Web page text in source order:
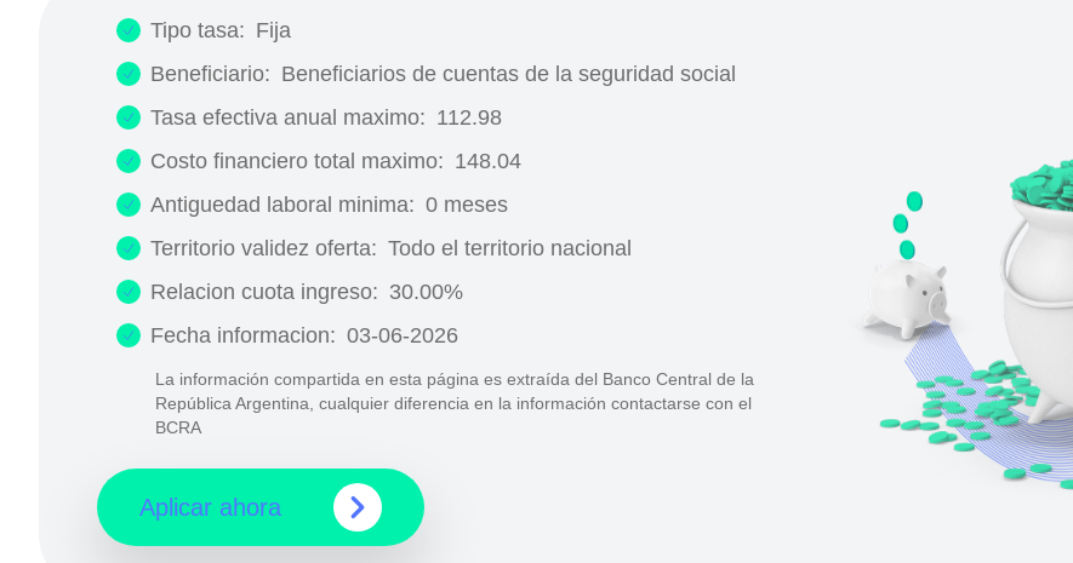
Tipo tasa: Fija
Beneficiario: Beneficiarios de cuentas de la seguridad social
Tasa efectiva anual maximo: 112.98
Costo financiero total maximo: 148.04
Antiguedad laboral minima: 0 meses
Territorio validez oferta: Todo el territorio nacional
Relacion cuota ingreso: 30.00%
Fecha informacion: 03-06-2026
La información compartida en esta página es extraída del Banco Central de la
República Argentina, cualquier diferencia en la información contactarse con el
BCRA
Aplicar ahora